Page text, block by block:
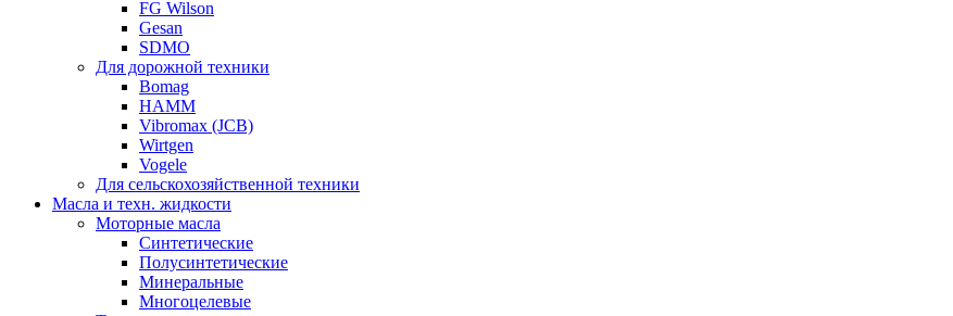
FG Wilson
Gesan
SDMO
Для дорожной техники
Bomag
HAMM
Vibromax (JCB)
Wirtgen
Vogele
Для сельскохозяйственной техники
Масла и техн. жидкости
Моторные масла
Синтетические
Полусинтетические
Минеральные
Многоцелевые